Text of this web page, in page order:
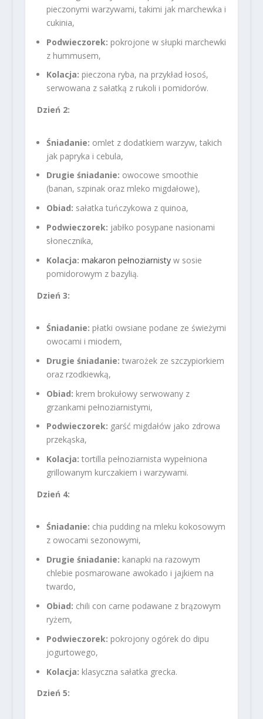
pieczonymi warzywami, takimi jak marchewka i
cukinia,
Podwieczorek: pokrojone w słupki marchewki
z hummusem,
Kolacja: pieczona ryba, na przykład łosoś,
serwowana z sałatką z rukoli i pomidorów.
Dzień 2:
Śniadanie: omlet z dodatkiem warzyw, takich
jak papryka i cebula,
Drugie śniadanie: owocowe smoothie
(banan, szpinak oraz mleko migdałowe),
Obiad: sałatka tuńczykowa z quinoa,
Podwieczorek: jabłko posypane nasionami
słonecznika,
Kolacja: makaron pełnoziarnistyw sosie
pomidorowym z bazylią.
Dzień 3:
Śniadanie: płatki owsiane podane ze świeżymi
owocami i miodem,
Drugie śniadanie: twarożek ze szczypiorkiem
oraz rzodkiewką,
Obiad: krem brokułowy serwowany z
grzankami pełnoziarnistymi,
Podwieczorek: garść migdałów jako zdrowa
przekąska,
Kolacja: tortilla pełnoziarnista wypełniona
grillowanym kurczakiem i warzywami.
Dzień 4:
Śniadanie: chia pudding na mleku kokosowym
z owocami sezonowymi,
Drugie śniadanie: kanapki na razowym
chlebie posmarowane awokado i jajkiem na
twardo,
Obiad: chili con carne podawane z brązowym
ryżem,
Podwieczorek: pokrojony ogórek do dipu
jogurtowego,
Kolacja: klasyczna sałatka grecka.
Dzień 5: